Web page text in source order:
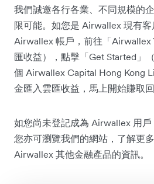
我們誠邀各行各業、不同規模的
限可能。如您是 Airwallex 現有
Airwallex 帳戶，前往「Airwallex
匯收益），點擊「Get Started」
個 Airwallex Capital Hong Kong
金匯入雲匯收益，馬上開始賺取回
如您尚未登記成為 Airwallex 用戶
您亦可瀏覽我們的網站，了解更
Airwallex 其他金融產品的資訊。